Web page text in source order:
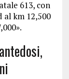
613, con
al km 12,500